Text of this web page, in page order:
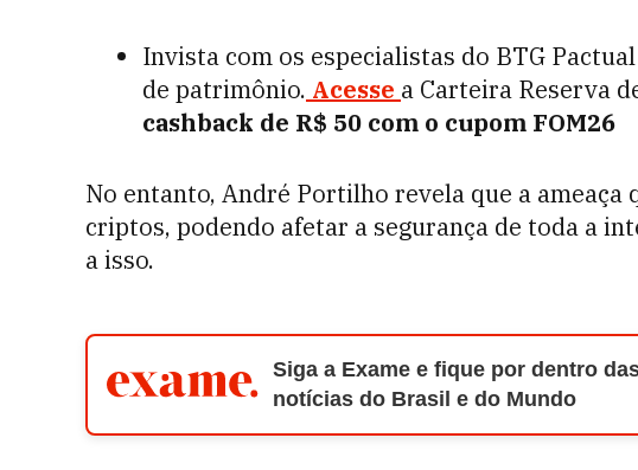
Invista com os especialistas do BTG
de patrimônio. Acesse a Carteira Reserva
cashback de R$ 50 com o cupom FOM26
No entanto, André Portilho revela que a ameaça
criptos, podendo afetar a segurança de toda a
a isso.
Siga a Exame e fique por dentro
notícias do Brasil e do Mundo